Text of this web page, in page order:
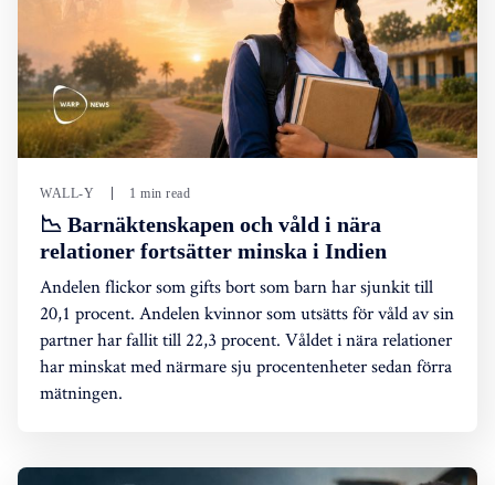
WALL-Y 1 min read
📉 Barnäktenskapen och våld i nära
relationer fortsätter minska i Indien
Andelen flickor som gifts bort som barn har sjunkit till
20,1 procent. Andelen kvinnor som utsätts för våld av sin
partner har fallit till 22,3 procent. Våldet i nära relationer
har minskat med närmare sju procentenheter sedan förra
mätningen.